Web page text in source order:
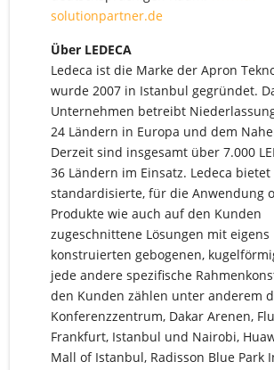
solutionpartner.de
Über LEDECA
Ledeca ist die Marke der Apron
wurde 2007 in Istanbul gegründet.
Unternehmen betreibt
24 Ländern in Europa und dem
Derzeit sind insgesamt über 7.000
36 Ländern im Einsatz. Ledeca bietet
standardisierte, für die Anwendung
Produkte wie auch auf den Kunden
zugeschnittene Lösungen mit eigens
konstruierten gebogenen,
jede andere spezifische
den Kunden zählen unter anderem
Konferenzzentrum, Dakar Arenen,
Frankfurt, Istanbul und Nairobi,
Mall of Istanbul, Radisson Blue Park